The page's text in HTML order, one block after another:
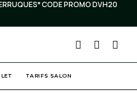
PROMO DVH20 ⚡️ -20€ SUR
TARIFS SALON